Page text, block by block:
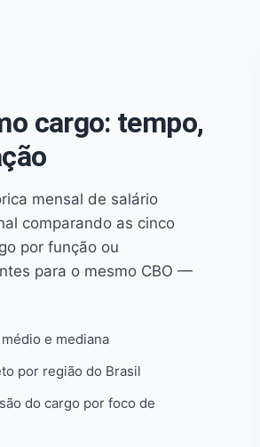
cargo: tempo,
mensal de salário
comparando as cinco
por função ou
para o mesmo CBO —
e mediana
por região do Brasil
do cargo por foco de